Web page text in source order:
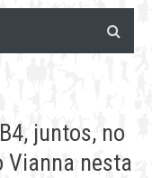
juntos, no
Vianna nesta